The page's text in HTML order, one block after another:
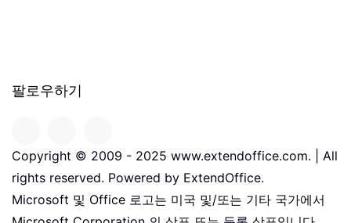
팔로우하기
Copyright © 2009 - 2025 www.extendoffice.com. | All
rights reserved. Powered by ExtendOffice.
Microsoft 및 Office 로고는 미국 및/또는 기타 국가에서